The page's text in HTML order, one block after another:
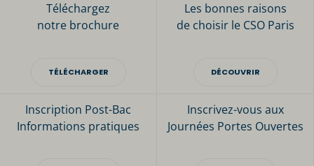
Téléchargez
notre brochure
TÉLÉCHARGER
Les bonnes raisons
de choisir le CSO Paris
DÉCOUVRIR
Inscription Post-Bac
Informations pratiques
Inscrivez-vous aux
Journées Portes Ouvertes